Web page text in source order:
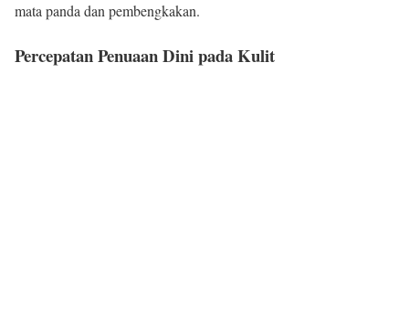
mata panda dan pembengkakan.
Percepatan Penuaan Dini pada Kulit